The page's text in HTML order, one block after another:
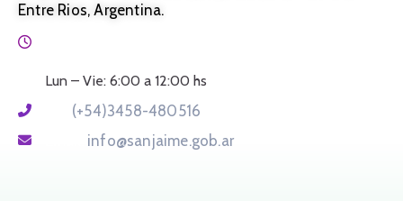
Entre Rios, Argentina.
Lun – Vie: 6:00 a 12:00 hs
(+54)3458-480516
info@sanjaime.gob.ar